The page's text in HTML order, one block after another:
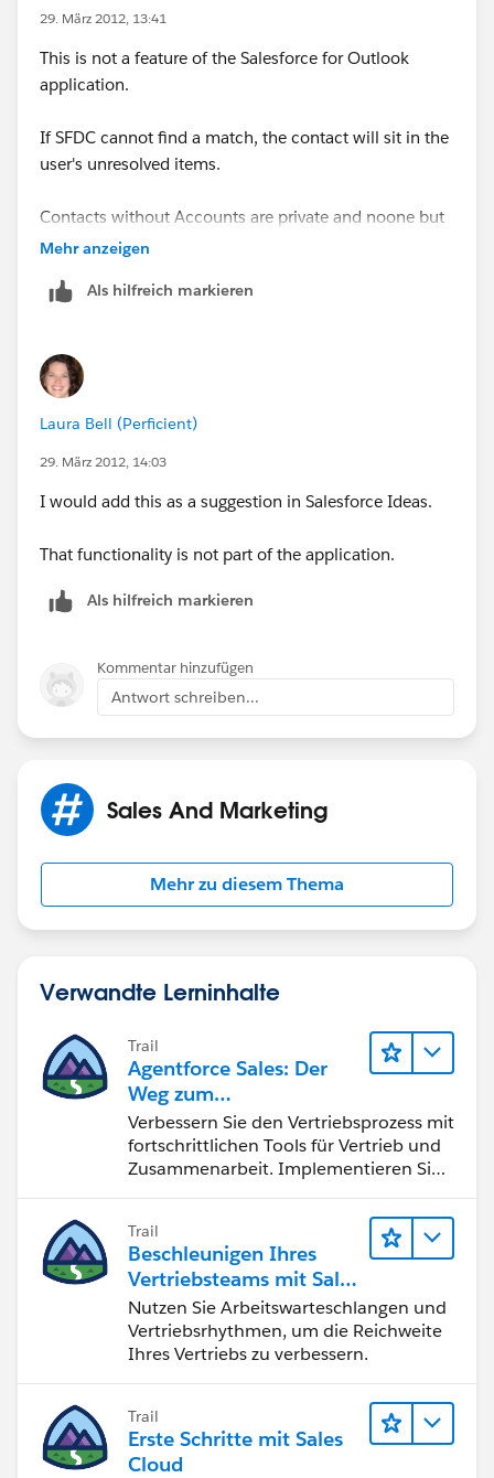
29. März 2012, 13:41
This is not a feature of the Salesforce for Outlook
application.
If SFDC cannot find a match, the contact will sit in the
user's unresolved items.
Contacts without Accounts are private and noone but
the owner and administrators can see the record.
The reason the application does this is in case the user
salesforce.
Mehr anzeigen
Als hilfreich markieren
Laura Bell (Perficient)
29. März 2012, 14:03
I would add this as a suggestion in Salesforce Ideas.
That functionality is not part of the application.
Als hilfreich markieren
Kommentar hinzufügen
Antwort schreiben...
Sales And Marketing
Mehr zu diesem Thema
Verwandte Lerninhalte
Trail
Agentforce Sales: Der
Weg zum
Vertriebsspezialisten
Verbessern Sie den Vertriebsprozess mit
fortschrittlichen Tools für Vertrieb und
Zusammenarbeit. Implementieren Sie
schließen Sie den Lead-zu-Cash-Zyklus
erfolgreich ab.
Trail
Beschleunigen Ihres
Vertriebsteams mit Sales
Engagement
Nutzen Sie Arbeitswarteschlangen und
Vertriebsrhythmen, um die Reichweite
Ihres Vertriebs zu verbessern.
Trail
Erste Schritte mit Sales
Cloud